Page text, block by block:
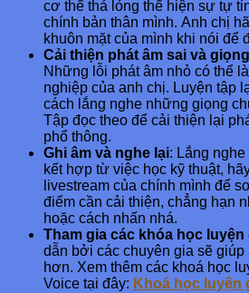
cơ thể thả lỏng thể hiện sự tự
chính bản thân mình. Anh chị
khuôn mặt của mình khi nói để
Cải thiện phát âm sai và
Những lỗi phát âm nhỏ có thể
nghiệp của anh chị. Luyện tập
cách lắng nghe những giọng
Tập đọc theo để cải thiện lại
phổ thông.
Ghi âm và nghe lại: Lắng
kết hợp từ việc học kỹ thuật,
livestream của chính mình để
điểm cần cải thiện, chẳng hạn
hoặc cách nhấn nhá.
Tham gia các khóa học luyện
dẫn bởi các chuyên gia sẽ giúp
hơn. Xem thêm các khoá học
Voice tại đây: Khoá học luyện